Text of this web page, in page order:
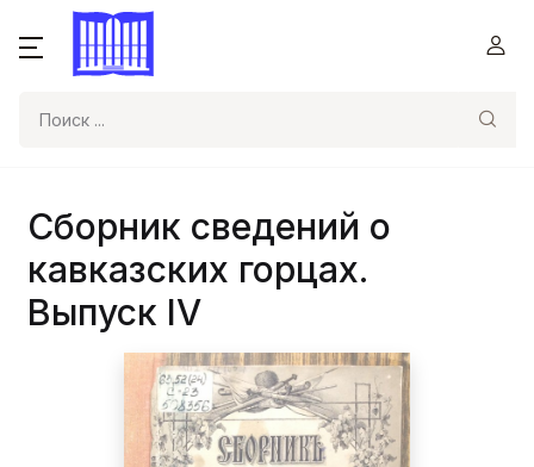
Сборник сведений о
кавказских горцах.
Выпуск IV